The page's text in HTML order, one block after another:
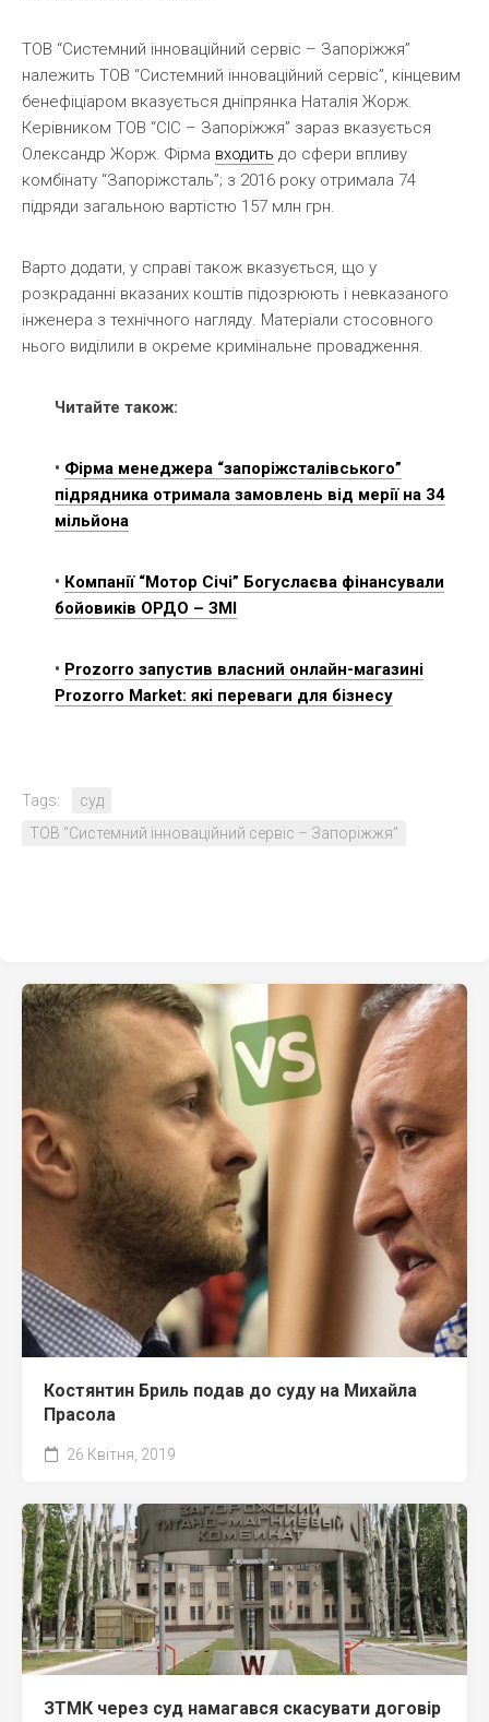
ТОВ “Системний інноваційний сервіс – Запоріжжя”
належить ТОВ “Системний інноваційний сервіс”, кінцевим
бенефіціаром вказується дніпрянка Наталія Жорж.
Керівником ТОВ “СІС – Запоріжжя” зараз вказується
Олександр Жорж. Фірма входить до сфери впливу
комбінату “Запоріжсталь”; з 2016 року отримала 74
підряди загальною вартістю 157 млн грн.
Варто додати, у справі також вказується, що у
розкраданні вказаних коштів підозрюють і невказаного
інженера з технічного нагляду. Матеріали стосовного
нього виділили в окреме кримінальне провадження.
Читайте також:
• Фірма менеджера “запоріжсталівського”
підрядника отримала замовлень від мерії на 34
мільйона
• Компанії “Мотор Січі” Богуслаєва фінансували
бойовиків ОРДО – ЗМІ
• Prozorro запустив власний онлайн-магазині
Prozorro Market: які переваги для бізнесу
Tags:
суд
ТОВ “Системний інноваційний сервіс – Запоріжжя”
Костянтин Бриль подав до суду на Михайла
Прасола
26 Квітня, 2019
ЗТМК через суд намагався скасувати договір